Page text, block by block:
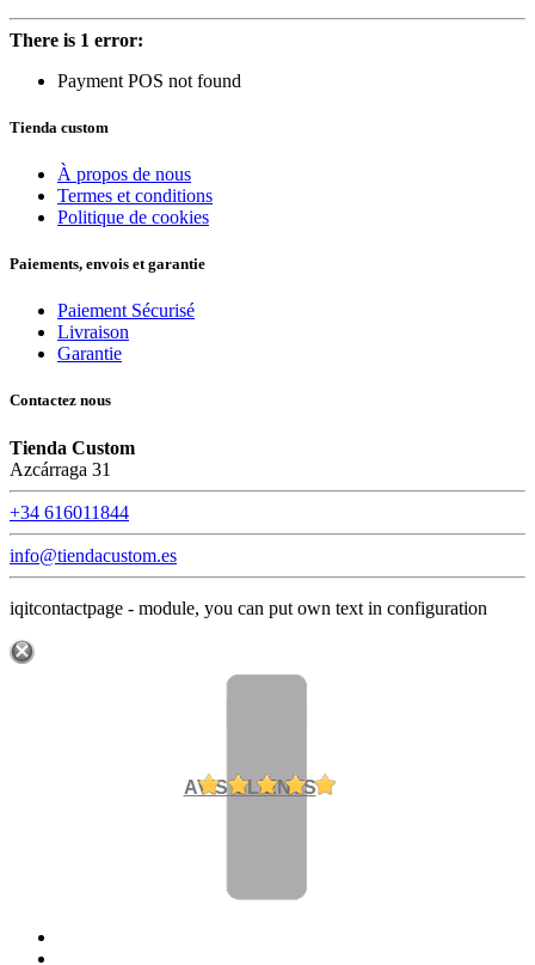
There is 1 error:
Payment POS not found
Tienda custom
À propos de nous
Termes et conditions
Politique de cookies
Paiements, envois et garantie
Paiement Sécurisé
Livraison
Garantie
Contactez nous
Tienda Custom
Azcárraga 31
+34 616011844
info@tiendacustom.es
iqitcontactpage - module, you can put own text in configuration
AVIS CLIENTS